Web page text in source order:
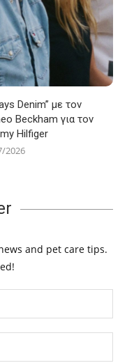
Denim” με τον
Beckham για τον
Hilfiger
2026
and pet care tips.